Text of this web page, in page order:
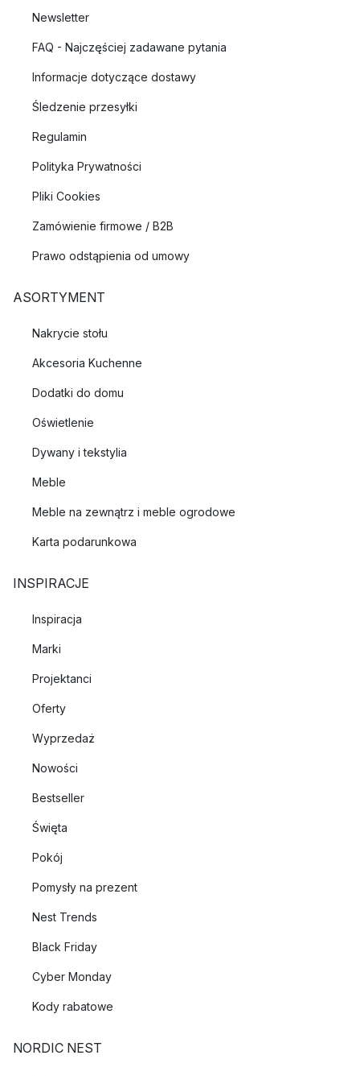
Newsletter
FAQ - Najczęściej zadawane pytania
Informacje dotyczące dostawy
Śledzenie przesyłki
Regulamin
Polityka Prywatności
Pliki Cookies
Zamówienie firmowe / B2B
Prawo odstąpienia od umowy
ASORTYMENT
Nakrycie stołu
Akcesoria Kuchenne
Dodatki do domu
Oświetlenie
Dywany i tekstylia
Meble
Meble na zewnątrz i meble ogrodowe
Karta podarunkowa
INSPIRACJE
Inspiracja
Marki
Projektanci
Oferty
Wyprzedaż
Nowości
Bestseller
Święta
Pokój
Pomysły na prezent
Nest Trends
Black Friday
Cyber Monday
Kody rabatowe
NORDIC NEST